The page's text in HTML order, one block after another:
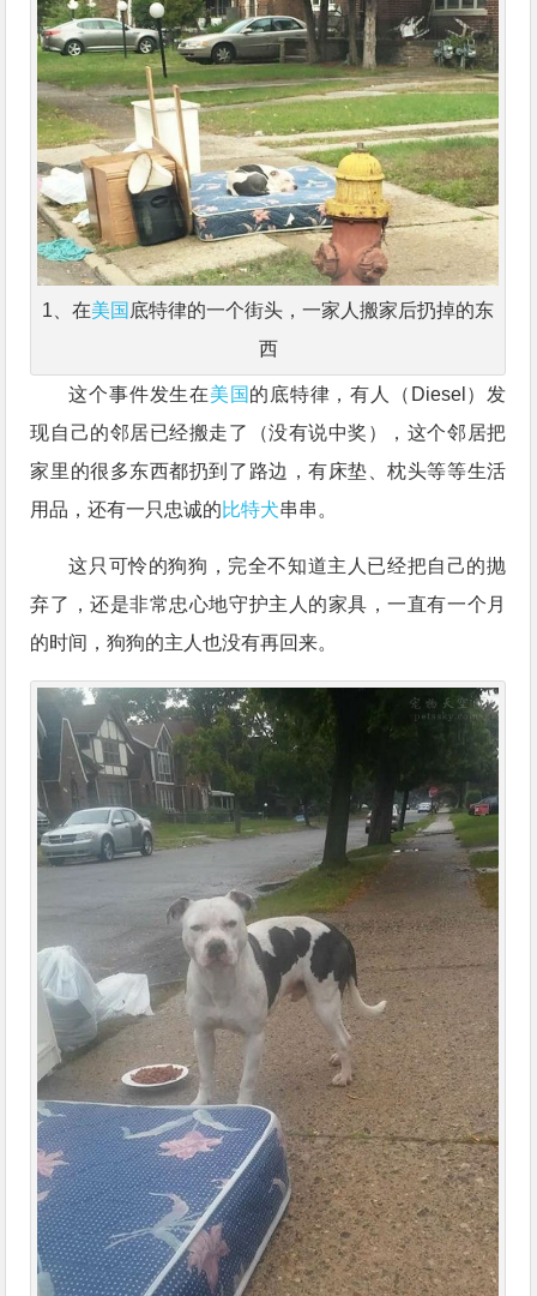
1、在美国 底特律的一个街头，一家人搬家后扔掉的东
西
这个事件发生在美国 的底特律，有人（Diesel）发
现自己的邻居已经搬走了（没有说中奖），这个邻居把
家里的很多东西都扔到了路边，有床垫、枕头等等生活
用品，还有一只忠诚的比特犬串串。
这只可怜的狗狗，完全不知道主人已经把自己的抛
弃了，还是非常忠心地守护主人的家具，一直有一个月
的时间，狗狗的主人也没有再回来。